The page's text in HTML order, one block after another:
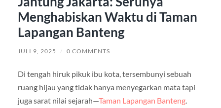
Menghabiskan Waktu di Taman
Lapangan Banteng
JULI 9, 2025 / 0 COMMENTS
Di tengah hiruk pikuk ibu kota, tersembunyi sebuah
ruang hijau yang tidak hanya menyegarkan mata tapi
juga sarat nilai sejarah—Taman Lapangan Banteng.